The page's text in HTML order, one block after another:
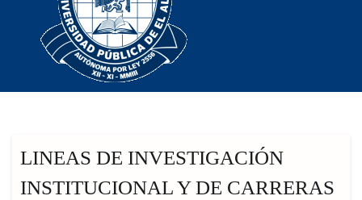
LINEAS DE INVESTIGACIÓN
INSTITUCIONAL Y DE CARRERAS